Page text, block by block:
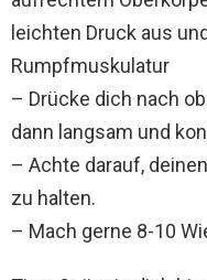
leichten Druck aus
Rumpfmuskulatur
– Drücke dich nach
dann langsam und
– Achte darauf,
zu halten.
– Mach gerne 8-10